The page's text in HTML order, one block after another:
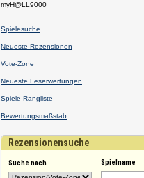
myH@LL9000
Spielesuche
Neueste Rezensionen
Vote-Zone
Neueste Leserwertungen
Spiele Rangliste
Bewertungsmaßstab
Rezensionensuche
Suche nach Spielname